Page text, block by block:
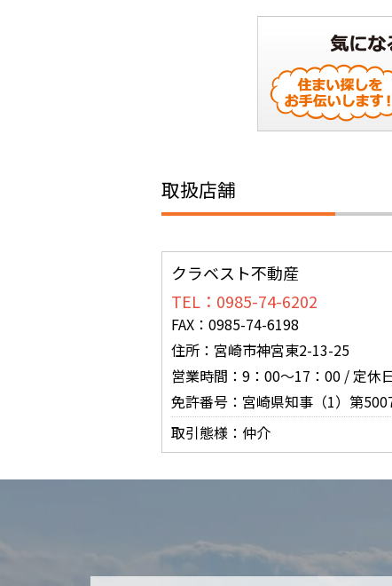
取扱店舗
クラベスト不動産
TEL：0985-74-6202
FAX：0985-74-6198
住所：宮崎市神宮東2-13-25
営業時間：9：00～17：00 / 定休
免許番号：宮崎県知事（1）第
取引態様：仲介